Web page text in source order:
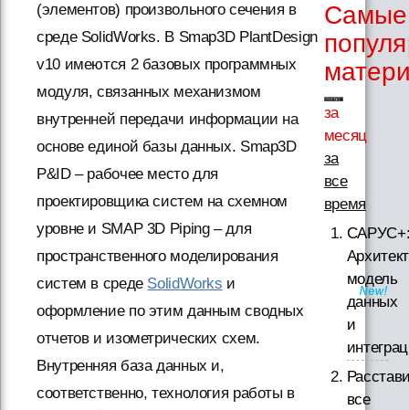
(элементов) произвольного сечения в
среде SolidWorks. В Smap3D PlantDesign
v10 имеются 2 базовых программных
модуля, связанных механизмом
внутренней передачи информации на
основе единой базы данных. Smap3D
P&ID – рабочее место для
проектировщика систем на схемном
уровне и SMAP 3D Piping – для
пространственного моделирования
систем в среде SolidWorks и
оформление по этим данным сводных
отчетов и изометрических схем.
Внутренняя база данных и,
соответственно, технология работы в
Самые
за
месяц
за
все
время
модель
данных
и
все